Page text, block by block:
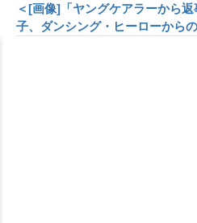
＜[画像]「ヤングケアラーから
子、ダンシング・ヒーローから